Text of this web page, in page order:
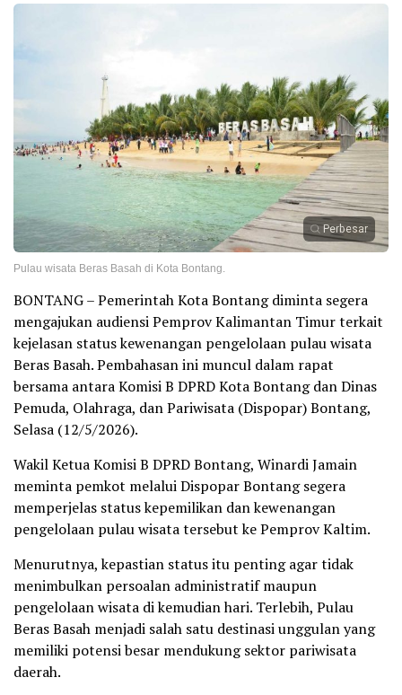
Perbesar
Pulau wisata Beras Basah di Kota Bontang.
BONTANG – Pemerintah Kota Bontang diminta segera
mengajukan audiensi Pemprov Kalimantan Timur terkait
kejelasan status kewenangan pengelolaan pulau wisata
Beras Basah. Pembahasan ini muncul dalam rapat
bersama antara Komisi B DPRD Kota Bontang dan Dinas
Pemuda, Olahraga, dan Pariwisata (Dispopar) Bontang,
Selasa (12/5/2026).
Wakil Ketua Komisi B DPRD Bontang, Winardi Jamain
meminta pemkot melalui Dispopar Bontang segera
memperjelas status kepemilikan dan kewenangan
pengelolaan pulau wisata tersebut ke Pemprov Kaltim.
Menurutnya, kepastian status itu penting agar tidak
menimbulkan persoalan administratif maupun
pengelolaan wisata di kemudian hari. Terlebih, Pulau
Beras Basah menjadi salah satu destinasi unggulan yang
memiliki potensi besar mendukung sektor pariwisata
daerah.